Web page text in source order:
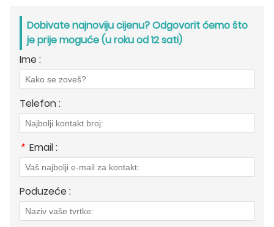
Dobivate najnoviju cijenu? Odgovorit ćemo što
je prije moguće (u roku od 12 sati)
Ime :
Telefon :
* Email :
Poduzeće :